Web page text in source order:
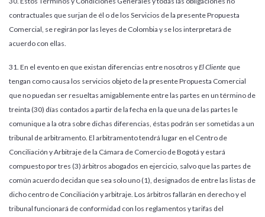
contractuales que surjan de él o de los Servicios de la presente Propuesta
Comercial, se regirán por las leyes de Colombia y se los interpretará de
acuerdo con ellas.
31. En el evento en que existan diferencias entre nosotros yEl Cliente que
tengan como causa los servicios objeto de la presente Propuesta Comercial
que no puedan ser resueltas amigablemente entre las partes en un término de
treinta (30) días contados a partir de la fecha en la que una de las partes le
comunique a la otra sobre dichas diferencias, éstas podrán ser sometidas a un
tribunal de arbitramento. El arbitramento tendrá lugar en el Centro de
Conciliación y Arbitraje de la Cámara de Comercio de Bogotá y estará
compuesto por tres (3) árbitros abogados en ejercicio, salvo que las partes de
común acuerdo decidan que sea solo uno (1), designados de entre las listas de
dicho centro de Conciliación y arbitraje. Los árbitros fallarán en derecho y el
tribunal funcionará de conformidad con los reglamentos y tarifas del